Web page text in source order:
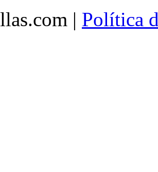
| Política